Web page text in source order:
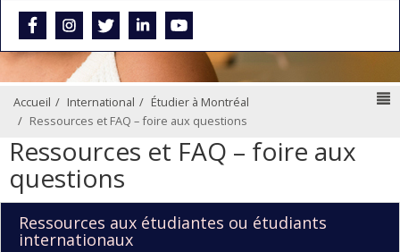
Accueil International
Étudier à Montréal
Ressources et FAQ – foire aux questions
Ressources et FAQ – foire aux
questions
Ressources aux étudiantes ou étudiants
internationaux